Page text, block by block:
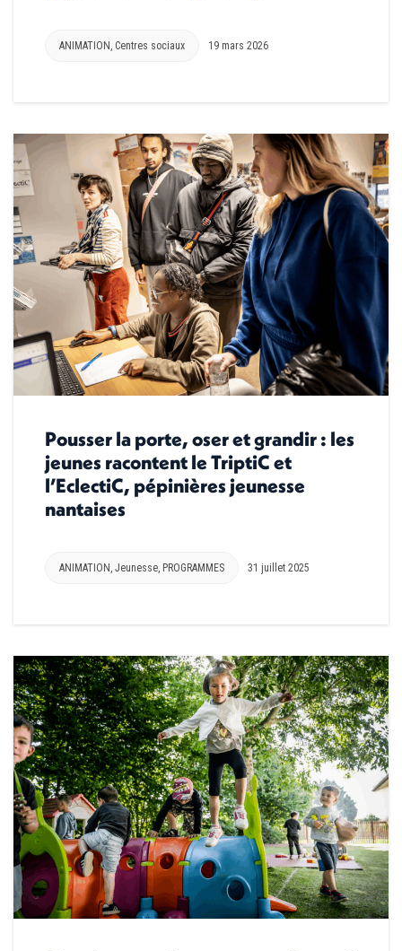
ANIMATION Centres sociaux 19 mars 2026
Pousser la porte, oser et grandir : les
jeunes racontent le TriptiC et
l’EclectiC, pépinières jeunesse
nantaises
ANIMATION , Jeunesse, PROGRAMMES 31 juillet 2025